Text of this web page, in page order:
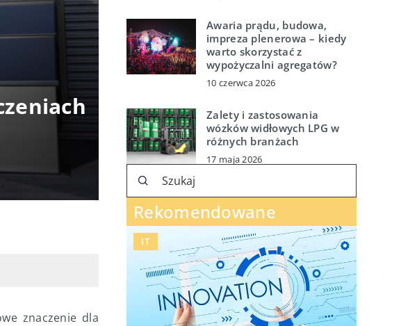
znaczenie dla
Awaria prądu, budowa,
impreza plenerowa – kiedy
warto skorzystać z
wypożyczalni agregatów?
10 czerwca 2026
Zalety i zastosowania
wózków widłowych LPG w
różnych branżach
17 maja 2026
Rekomendowane
IT